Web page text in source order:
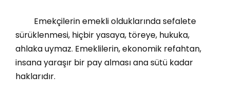
Emekçilerin emekli olduklarında sefalete
sürüklenmesi, hiçbir yasaya, töreye, hukuka,
ahlaka uymaz. Emeklilerin, ekonomik refahtan,
insana yaraşır bir pay alması ana sütü kadar
haklarıdır.